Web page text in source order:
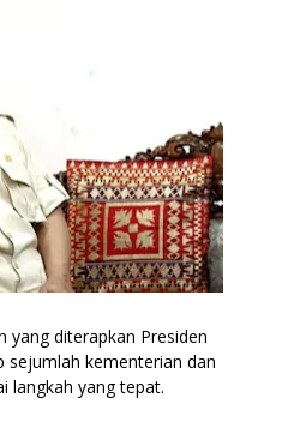
yang diterapkan Presiden
sejumlah kementerian dan
langkah yang tepat.